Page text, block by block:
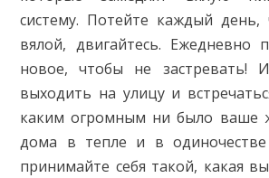
систему. Потейте каждый день,
вялой, двигайтесь. Ежедневно
новое, чтобы не застревать!
выходить на улицу и
каким огромным ни было ваше
дома в тепле и в
принимайте себя такой, какая